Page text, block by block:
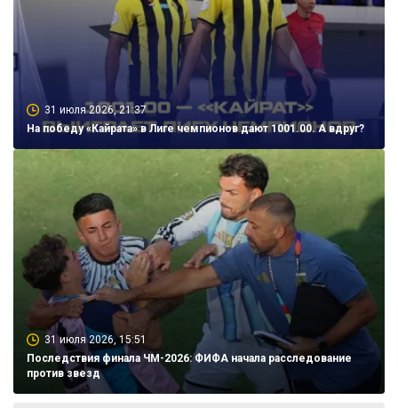
31 июля 2026, 21:37
На победу «Кайрата» в Лиге чемпионов дают 1001.00. А вдруг?
31 июля 2026, 15:51
Последствия финала ЧМ-2026: ФИФА начала расследование
против звезд